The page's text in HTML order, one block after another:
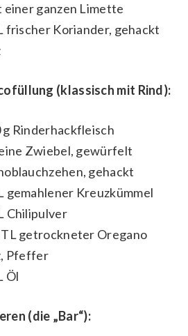
einer ganzen Limette
frischer Koriander, gehackt
(klassisch mit Rind):
g Rinderhackfleisch
Zwiebel, gewürfelt
gehackt
gemahlener Kreuzkümmel
Chilipulver
getrockneter Oregano
Pfeffer
Öl
(die „Bar“):